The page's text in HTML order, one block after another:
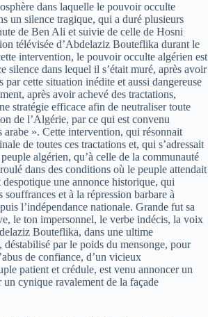
dans laquelle le pouvoir occulte
un silence tragique, qui a duré plusieurs
de Ben Ali et suivie de celle de Hosni
télévisée d’Abdelaziz Bouteflika durant le
intervention, le pouvoir occulte algérien est
silence dans lequel il s’était muré, après avoir
par cette situation inédite et aussi dangereuse
après avoir achevé des tractations,
stratégie efficace afin de neutraliser toute
de l’Algérie, par ce qui est convenu
arabe ». Cette intervention, qui résonnait
de toutes ces tractations et, qui s’adressait
algérien, qu’à celle de la communauté
dans des conditions où le peuple attendait
une annonce historique, qui
et à la répression barbare à
l’indépendance nationale. Grande fut sa
le ton impersonnel, le verbe indécis, la voix
Bouteflika, dans une ultime
déstabilisé par le poids du mensonge, pour
de confiance, d’un vicieux
patient et crédule, est venu annoncer un
cynique ravalement de la façade